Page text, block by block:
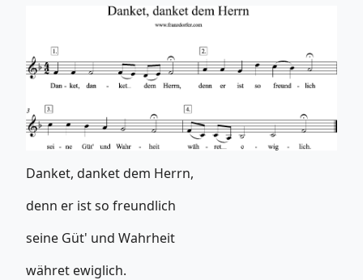
Danket, danket dem Herrn,
denn er ist so freundlich
seine Güt' und Wahrheit
währet ewiglich.